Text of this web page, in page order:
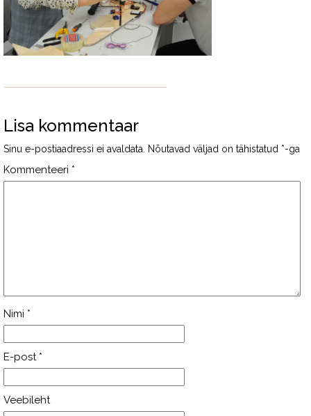
Lisa kommentaar
Sinu e-postiaadressi ei avaldata. Nõutavad väljad on tähistatud *-ga
Kommenteeri *
Nimi *
E-post *
Veebileht